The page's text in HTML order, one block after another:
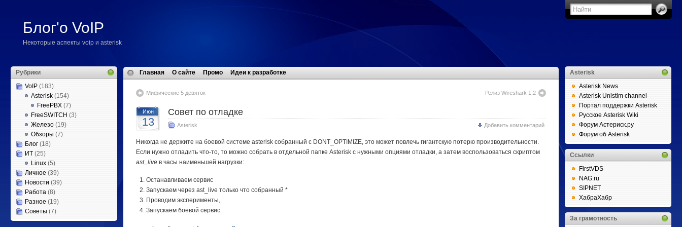
Блог'о VoIP
Некоторые аспекты voip и asterisk
Рубрики
VoIP (183)
Asterisk (154)
FreePBX (7)
FreeSWITCH (3)
Железо (19)
Обзоры (7)
Блог (18)
ИТ (25)
Linux (5)
Личное (39)
Новости (39)
Работа (8)
Разное (19)
Советы (7)
Главная О сайте Промо Идеи к разработке
Мифические 5 девяток Релиз Wireshark 1.2
Июн
13
Совет по отладке
Asterisk Добавить комментарий
Никогда не держите на боевой системе asterisk собранный с DONT_OPTIMIZE, это может повлечь гигантскую потерю производительности.
Если нужно отладить что-то, то можно собрать в отдельной папке Asterisk с нужными опциями отладки, а затем воспользоваться скриптом
ast_live в часы наименьшей нагрузки:
Останавливаем сервис
Запускаем через ast_live только что собранный *
Проводим эксперименты,
Запускаем боевой сервис
Asterisk
Asterisk News
Asterisk Unistim channel
Портал поддержки Asterisk
Русское Asterisk Wiki
Форум Астериск.ру
Форум об Asterisk
Ссылки
FirstVDS
NAG.ru
SIPNET
ХабраХабр
За грамотность